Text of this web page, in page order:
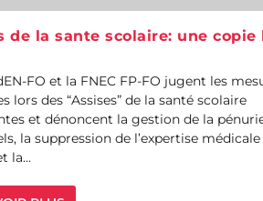
de la sante scolaire: une copie
FO et la FNEC FP-FO jugent les
lors des “Assises” de la santé scolaire
et dénoncent la gestion de la
la suppression de l’expertise
la...